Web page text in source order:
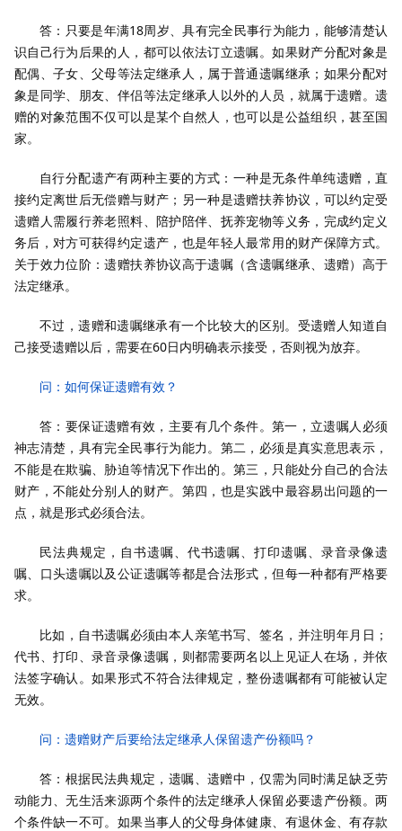
答：只要是年满18周岁、具有完全民事行为能力，能够清楚认
识自己行为后果的人，都可以依法订立遗嘱。如果财产分配对象是
配偶、子女、父母等法定继承人，属于普通遗嘱继承；如果分配对
象是同学、朋友、伴侣等法定继承人以外的人员，就属于遗赠。遗
赠的对象范围不仅可以是某个自然人，也可以是公益组织，甚至国
家。
自行分配遗产有两种主要的方式：一种是无条件单纯遗赠，直
接约定离世后无偿赠与财产；另一种是遗赠扶养协议，可以约定受
遗赠人需履行养老照料、陪护陪伴、抚养宠物等义务，完成约定义
务后，对方可获得约定遗产，也是年轻人最常用的财产保障方式。
关于效力位阶：遗赠扶养协议高于遗嘱（含遗嘱继承、遗赠）高于
法定继承。
不过，遗赠和遗嘱继承有一个比较大的区别。受遗赠人知道自
己接受遗赠以后，需要在60日内明确表示接受，否则视为放弃。
问：如何保证遗赠有效？
答：要保证遗赠有效，主要有几个条件。第一，立遗嘱人必须
神志清楚，具有完全民事行为能力。第二，必须是真实意思表示，
不能是在欺骗、胁迫等情况下作出的。第三，只能处分自己的合法
财产，不能处分别人的财产。第四，也是实践中最容易出问题的一
点，就是形式必须合法。
民法典规定，自书遗嘱、代书遗嘱、打印遗嘱、录音录像遗
嘱、口头遗嘱以及公证遗嘱等都是合法形式，但每一种都有严格要
求。
比如，自书遗嘱必须由本人亲笔书写、签名，并注明年月日；
代书、打印、录音录像遗嘱，则都需要两名以上见证人在场，并依
法签字确认。如果形式不符合法律规定，整份遗嘱都有可能被认定
无效。
问：遗赠财产后要给法定继承人保留遗产份额吗？
答：根据民法典规定，遗嘱、遗赠中，仅需为同时满足缺乏劳
动能力、无生活来源两个条件的法定继承人保留必要遗产份额。两
个条件缺一不可。如果当事人的父母身体健康、有退休金、有存款